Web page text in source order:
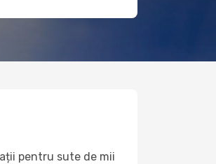
pentru sute de mii